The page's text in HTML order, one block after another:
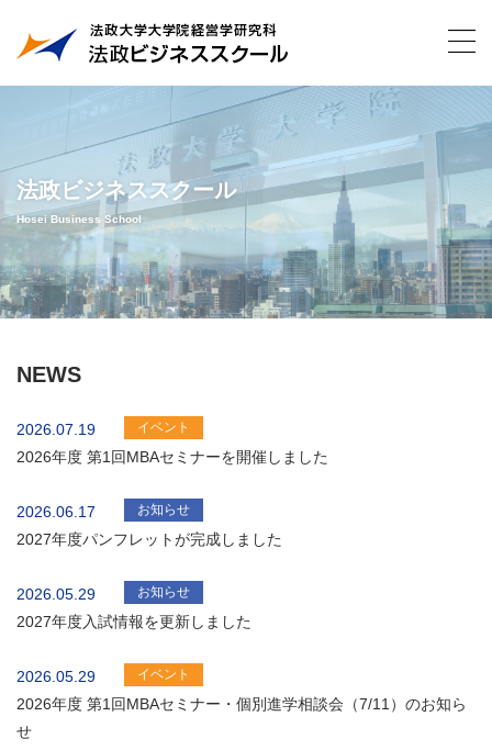
法政ビジネススクール
Hosei Business School
NEWS
2026.07.19 イベント
2026年度 第1回MBAセミナーを開催しました
2026.06.17 お知らせ
2027年度パンフレットが完成しました
2026.05.29 お知らせ
2027年度入試情報を更新しました
2026.05.29 イベント
2026年度 第1回MBAセミナー・個別進学相談会（7/11）のお知ら
せ